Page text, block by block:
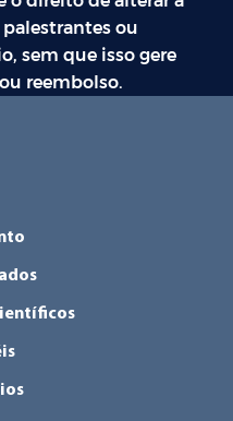
ou
sem que isso gere
reembolso.